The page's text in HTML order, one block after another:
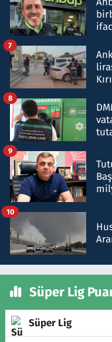
7
8
9
10
Süper Lig
Süper Lig